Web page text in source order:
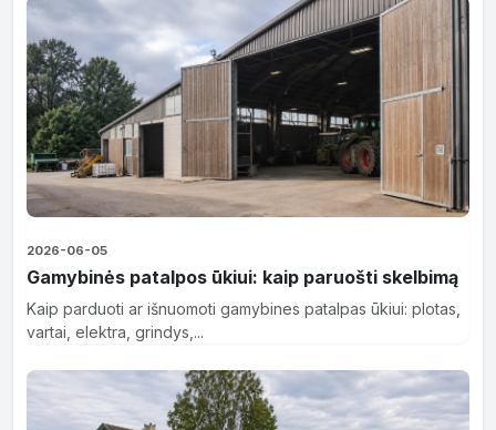
2026-06-05
Gamybinės patalpos ūkiui: kaip paruošti skelbimą
Kaip parduoti ar išnuomoti gamybines patalpas ūkiui: plotas,
vartai, elektra, grindys,...